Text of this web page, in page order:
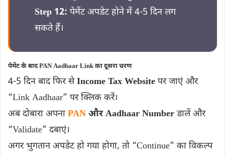
Step 12: पेमेंट अपडेट होने में 4-5 दिन लग
सकते हैं।
पेमेंट के बाद PAN Aadhaar Link का दूसरा चरण
4-5 दिन बाद फिर सेIncome Tax Website पर जाएं और
“Link Aadhaar” पर क्लिक करें।
अब दोबारा अपना PAN और Aadhaar Number डालें और
“Validate” दबाएं।
अगर भुगतान अपडेट हो गया होगा, तो “Continue” का विकल्प